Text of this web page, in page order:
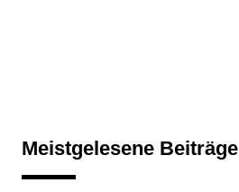
Meistgelesene Beiträge